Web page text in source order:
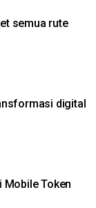
semua rute
digital
Mobile Token